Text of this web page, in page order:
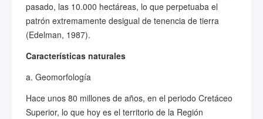
pasado, las 10.000 hectáreas, lo que perpetuaba el
patrón extremamente desigual de tenencia de tierra
(Edelman, 1987).
Características naturales
a. Geomorfología
Hace unos 80 millones de años, en el periodo Cretáceo
Superior, lo que hoy es el territorio de la Región